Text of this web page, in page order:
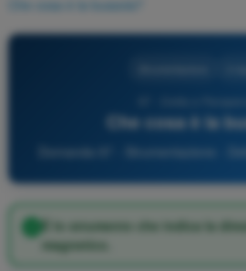
Che cosa è la bussola?
Che cosa è la
Domanda 97 - Strumentazione -
È lo strumento che indica la
magnetico.